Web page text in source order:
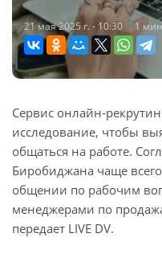
21 мая 2025 г. - 10:30 1
Сервис онлайн-
исследование, чтобы
общаться на работе.
Биробиджана чаще
общении по рабочим
менеджерами по
передает LIVE DV.